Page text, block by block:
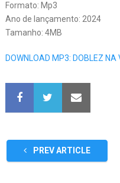
Formato: Mp3
Ano de lançamento: 2024
Tamanho: 4MB
DOWNLOAD MP3: DOBLEZ
PREV ARTICLE